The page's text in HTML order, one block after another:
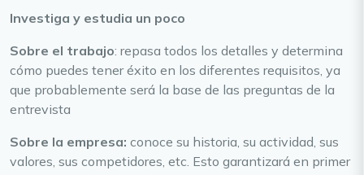
Investiga y estudia un poco
Sobre el trabajo: repasa todos los detalles y determina
cómo puedes tener éxito en los diferentes requisitos, ya
que probablemente será la base de las preguntas de la
entrevista
Sobre la empresa: conoce su historia, su actividad, sus
valores, sus competidores, etc. Esto garantizará en primer